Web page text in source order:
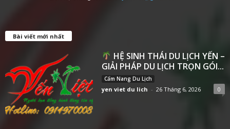
Bài viết mới nhất
HỆ SINH THÁI DU LỊCH YẾN –
GIẢI PHÁP DU LỊCH TRỌN GÓI...
Cẩm Nang Du Lịch
yen viet du lich - 26 Tháng 6, 2026 0